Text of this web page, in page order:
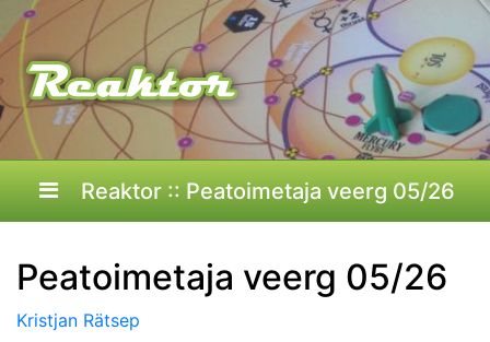
Reaktor :: Peatoimetaja veerg 05/26
Peatoimetaja veerg 05/26
Kristjan Rätsep